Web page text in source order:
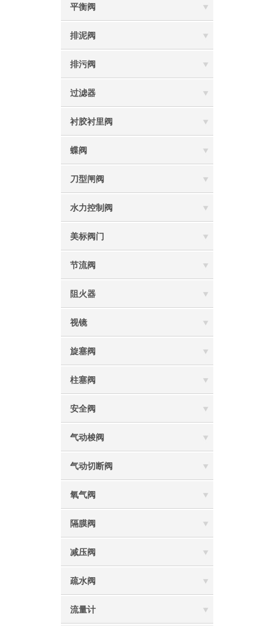
平衡阀
排泥阀
排污阀
过滤器
衬胶衬里阀
蝶阀
刀型闸阀
水力控制阀
美标阀门
节流阀
阻火器
视镜
旋塞阀
柱塞阀
安全阀
气动梭阀
气动切断阀
氧气阀
隔膜阀
减压阀
疏水阀
流量计